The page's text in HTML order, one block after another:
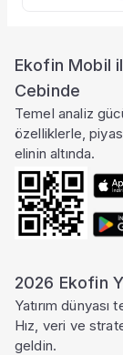
Ekofin Mobil
Cebinde
Temel analiz
özelliklerle,
elinin altında.
2026 Ekofin
Yatırım
Hız, veri ve
geldin.